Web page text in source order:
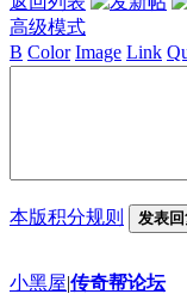
高级模式
B Color Image Link
本版积分规则 发表回
小黑屋|传奇帮论坛